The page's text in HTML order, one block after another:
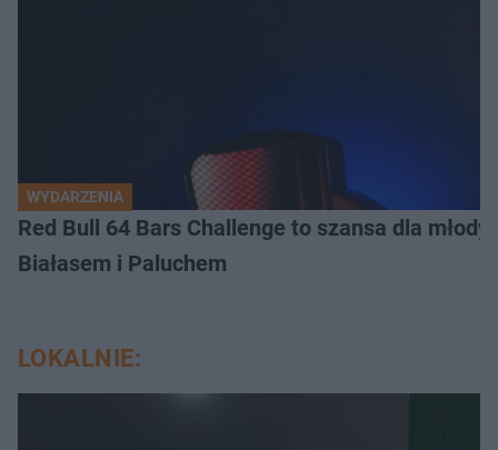
WYDARZENIA
Red Bull 64 Bars Challenge to szansa dla
Białasem i Paluchem
LOKALNIE: